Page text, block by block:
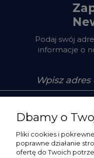
Podaj swój
informacje o
Dbamy o
Pliki cookies i
poprawne działanie
ofertę do Twoich